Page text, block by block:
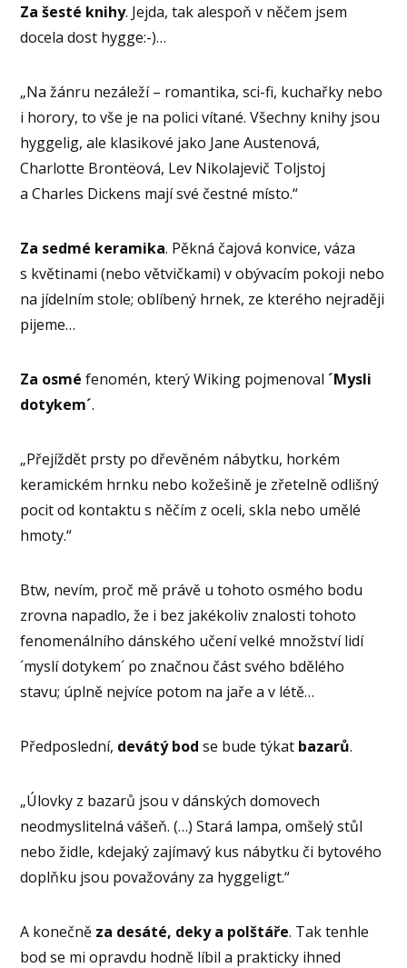
Za šesté knihy. Jejda, tak alespoň v něčem jsem
docela dost hygge:-)…
„Na žánru nezáleží – romantika, sci-fi, kuchařky nebo
i horory, to vše je na polici vítané. Všechny knihy jsou
hyggelig, ale klasikové jako Jane Austenová,
Charlotte Brontëová, Lev Nikolajevič Toljstoj
a Charles Dickens mají své čestné místo.“
Za sedmé keramika. Pěkná čajová konvice, váza
s květinami (nebo větvičkami) v obývacím pokoji nebo
na jídelním stole; oblíbený hrnek, ze kterého nejraději
pijeme…
Za osmé fenomén, který Wiking pojmenoval´Mysli
dotykem´.
„Přejíždět prsty po dřevěném nábytku, horkém
keramickém hrnku nebo kožešině je zřetelně odlišný
pocit od kontaktu s něčím z oceli, skla nebo umělé
hmoty.“
Btw, nevím, proč mě právě u tohoto osmého bodu
zrovna napadlo, že i bez jakékoliv znalosti tohoto
fenomenálního dánského učení velké množství lidí
´myslí dotykem´ po značnou část svého bdělého
stavu; úplně nejvíce potom na jaře a v létě…
Předposlední, devátý bod se bude týkat bazarů.
„Úlovky z bazarů jsou v dánských domovech
neodmyslitelná vášeň. (…) Stará lampa, omšelý stůl
nebo židle, kdejaký zajímavý kus nábytku či bytového
doplňku jsou považovány za hyggeligt.“
A konečně za desáté, deky a polštáře. Tak tenhle
bod se mi opravdu hodně líbil a prakticky ihned